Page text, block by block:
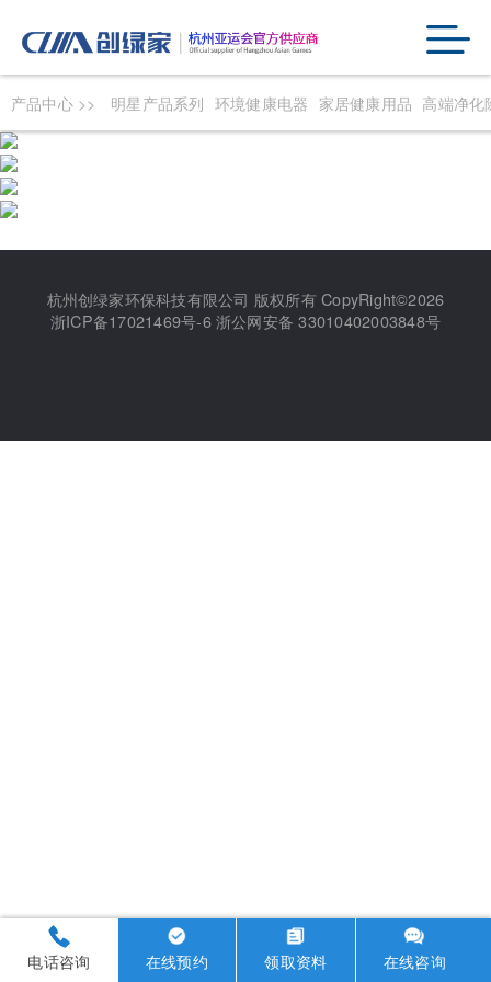
产品中心 >> 明星产品系列 环境健康电器 家居健康用品 高端净化
杭州创绿家环保科技有限公司 版权所有 CopyRight©2026
浙ICP备17021469号-6 浙公网安备 33010402003848号
电话咨询 在线预约 领取资料 在线咨询